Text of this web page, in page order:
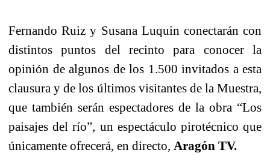
Fernando Ruiz y Susana Luquin conectarán con
distintos puntos del recinto para conocer la
opinión de algunos de los 1.500 invitados a esta
clausura y de los últimos visitantes de la Muestra,
que también serán espectadores de la obra “Los
paisajes del río”, un espectáculo pirotécnico que
únicamente ofrecerá, en directo, Aragón TV.